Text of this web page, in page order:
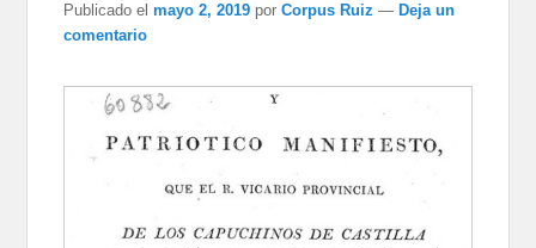
Publicado el mayo 2, 2019 porCorpus Ruiz — Deja un
comentario